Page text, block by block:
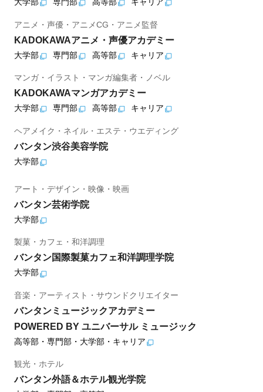
大学部 専門部 高等部 キャリア
アニメ・声優・アニメCG・アニメ監督
KADOKAWAアニメ・声優アカデミー
大学部 専門部 高等部 キャリア
マンガ・イラスト・マンガ編集者・ノベル
KADOKAWAマンガアカデミー
大学部 専門部 高等部 キャリア
ヘアメイク・ネイル・エステ・ウエディング
バンタン渋谷美容学院
大学部
アート・デザイン・映像・映画
バンタン芸術学院
大学部
製菓・カフェ・和洋調理
バンタン国際製菓カフェ和洋調理学院
大学部
音楽・アーティスト・サウンドクリエイター
バンタンミュージックアカデミー
POWERED BY ユニバーサル ミュージック
高等部・専門部・大学部・キャリア
観光・ホテル
バンタン外語＆ホテル観光学院